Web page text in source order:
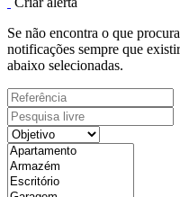
Se não encontra o que
notificações sempre que
abaixo selecionadas.